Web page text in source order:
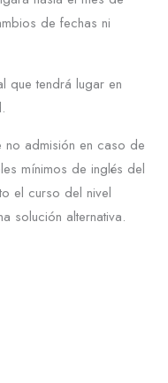
de fechas ni
que tendrá lugar en
admisión en caso de
mínimos de inglés del
el curso del nivel
solución alternativa.